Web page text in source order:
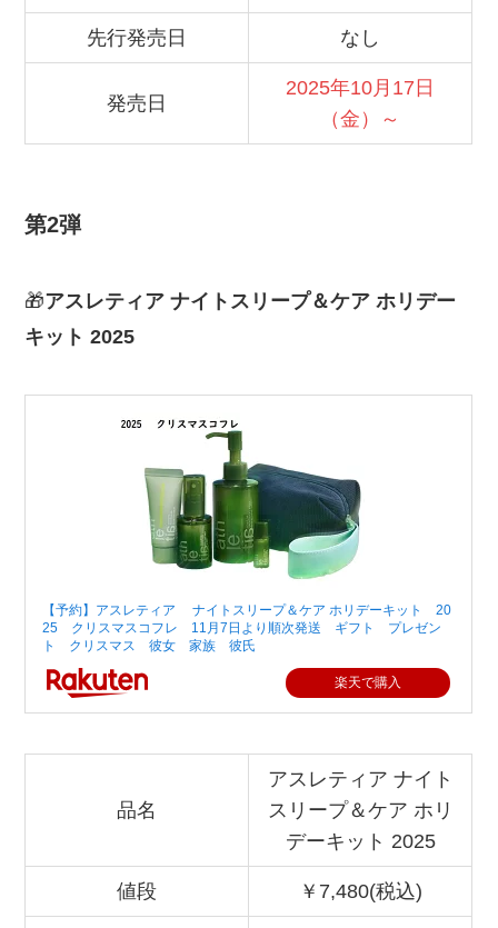
先行発売日 なし
発売日
2025年10月17日
（金）～
第2弾
🎁アスレティア ナイトスリープ＆ケア ホリデー
キット 2025
【予約】アスレティア ナイトスリープ＆ケア ホリデーキット 20
25 クリスマスコフレ 11月7日より順次発送 ギフト プレゼン
ト クリスマス 彼女 家族 彼氏
楽天で購入
品名
アスレティア ナイト
スリープ＆ケア ホリ
デーキット 2025
値段 ￥7,480(税込)